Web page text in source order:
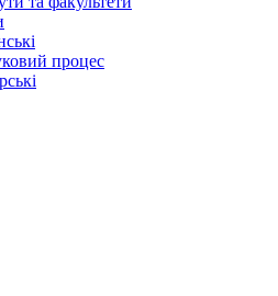
процес